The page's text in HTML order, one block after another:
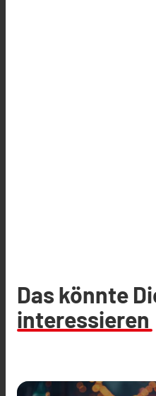
Das könnte
interessieren